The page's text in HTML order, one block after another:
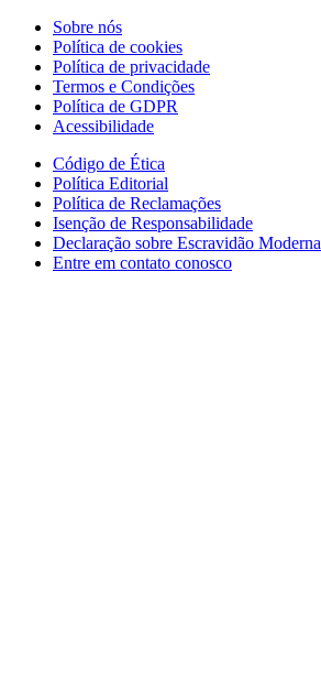
Sobre nós
Política de cookies
Política de privacidade
Termos e Condições
Política de GDPR
Acessibilidade
Código de Ética
Política Editorial
Política de Reclamações
Isenção de Responsabilidade
Declaração sobre Escravidão Moderna
Entre em contato conosco